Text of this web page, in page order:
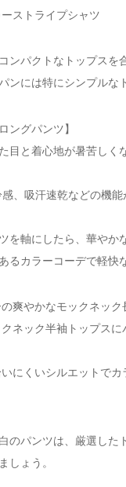
ストライプシャツ
ンパクトなトップスを
ンには特にシンプルな
ングパンツ】
目と着心地が暑苦しく
、吸汗速乾などの機
を軸にしたら、華やか
るカラーコーデで軽快
の爽やかなモックネック
クネック半袖トップス
いにくいシルエットで
のパンツは、厳選した
しょう。